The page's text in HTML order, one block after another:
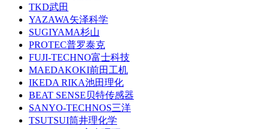
TKD武田
YAZAWA矢泽科学
SUGIYAMA杉山
PROTEC普罗泰克
FUJI-TECHNO富士科技
MAEDAKOKI前田工机
IKEDA RIKA池田理化
BEAT SENSE贝特传感器
SANYO-TECHNOS三洋
TSUTSUI筒井理化学